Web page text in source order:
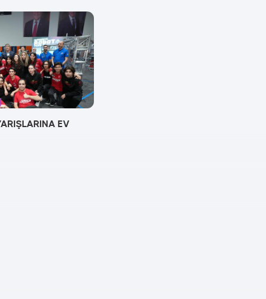
EV